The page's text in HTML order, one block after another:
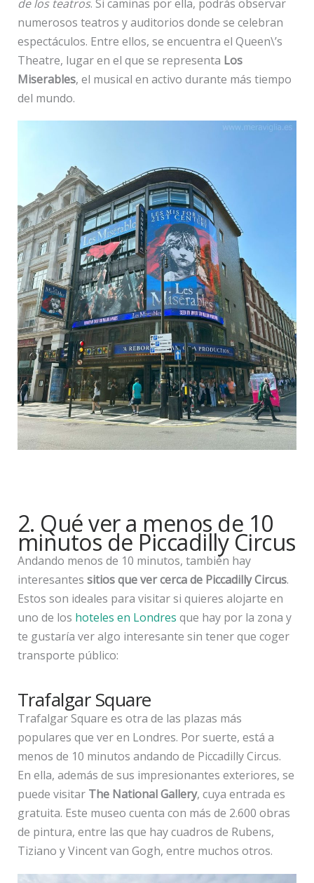
de los teatros. Si caminas por ella, podrás observar
numerosos teatros y auditorios donde se celebran
espectáculos. Entre ellos, se encuentra el Queen\’s
Theatre, lugar en el que se representa Los
Miserables, el musical en activo durante más tiempo
del mundo.
2. Qué ver a menos de 10
minutos de Piccadilly Circus
Andando menos de 10 minutos, también hay
interesantes sitios que ver cerca de Piccadilly Circus.
Estos son ideales para visitar si quieres alojarte en
uno de los hoteles en Londres que hay por la zona y
te gustaría ver algo interesante sin tener que coger
transporte público:
Trafalgar Square
Trafalgar Square es otra de las plazas más
populares que ver en Londres. Por suerte, está a
menos de 10 minutos andando de Piccadilly Circus.
En ella, además de sus impresionantes exteriores, se
puede visitar The National Gallery, cuya entrada es
gratuita. Este museo cuenta con más de 2.600 obras
de pintura, entre las que hay cuadros de Rubens,
Tiziano y Vincent van Gogh, entre muchos otros.